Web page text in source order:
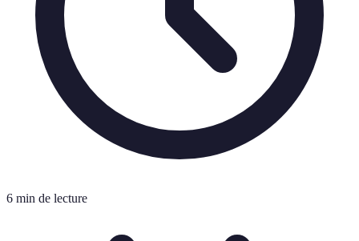
6 min de lecture